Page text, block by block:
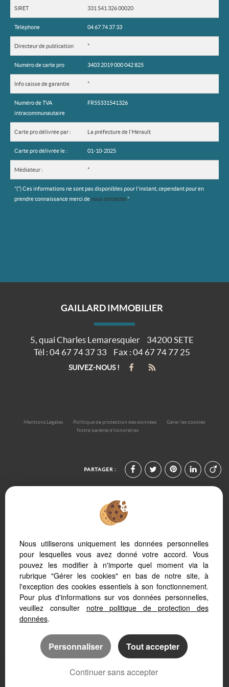
SIRET 331 541 326 00020
Téléphone 04 67 74 37 33
Directeur de publication *
Numéro de carte pro 3403 2019 000 042 825
Info caisse de garantie *
Numéro de TVA
intracommunautaire
FR55331541326
Carte pro délivrée par : La préfecture de l'Hérault
Carte pro délivrée le : 01-10-2025
Médiateur : *
"(*) Ces informations ne sont pas disponibles pour l'instant, cependant pour en
prendre connaissance merci de nous contacter"
GAILLARD IMMOBILIER
5, quai Charles Lemaresquier 34200SETE
Tél : 04 67 74 37 33 Fax : 04 67 74 77 25
SUIVEZ-NOUS !
Mentions Légales Politique de protection des données
Gérer les cookies
Notre barème d'honoraires
PARTAGER :
Afin de vous offrir un confort de lecture permanent, depuis votre PC, votre
tablette ou votre smartphone, notre site s’adapte automatiquement aux
différents types d'écrans
Logiciel de transaction
Nous utiliserons uniquement les données personnelles
pour lesquelles vous avez donné votre accord. Vous
pouvez les modifier à n'importe quel moment via la
rubrique "Gérer les cookies" en bas de notre site, à
l'exception des cookies essentiels à son fonctionnement.
Pour plus d'informations sur vos données personnelles,
veuillez consulter notre politique de protection des
données.
Personnaliser Tout accepter
Continuer sans accepter